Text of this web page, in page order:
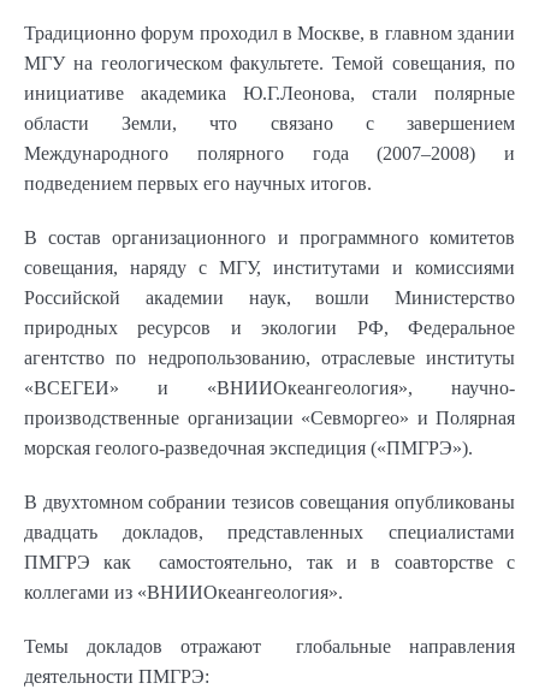
Традиционно форум проходил в Москве, в главном здании
МГУ на геологическом факультете. Темой совещания, по
инициативе академика Ю.Г.Леонова, стали полярные
области Земли, что связано с завершением
Международного полярного года (2007–2008) и
подведением первых его научных итогов.
В состав организационного и программного комитетов
совещания, наряду с МГУ, институтами и комиссиями
Российской академии наук, вошли Министерство
природных ресурсов и экологии РФ, Федеральное
агентство по недропользованию, отраслевые институты
«ВСЕГЕИ» и «ВНИИОкеангеология», научно-
производственные организации «Севморгео» и Полярная
морская геолого-разведочная экспедиция («ПМГРЭ»).
В двухтомном собрании тезисов совещания опубликованы
двадцать докладов, представленных специалистами
ПМГРЭ как самостоятельно, так и в соавторстве с
коллегами из «ВНИИОкеангеология».
Темы докладов отражают глобальные направления
деятельности ПМГРЭ: